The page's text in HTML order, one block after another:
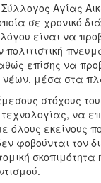
Σύλλογος Αγίας
σε χρονικό
είναι να
πολιτιστική-
επίσης να
νέων, μέσα στα
στόχους
να
όλους εκείνους
φοβούνται τον